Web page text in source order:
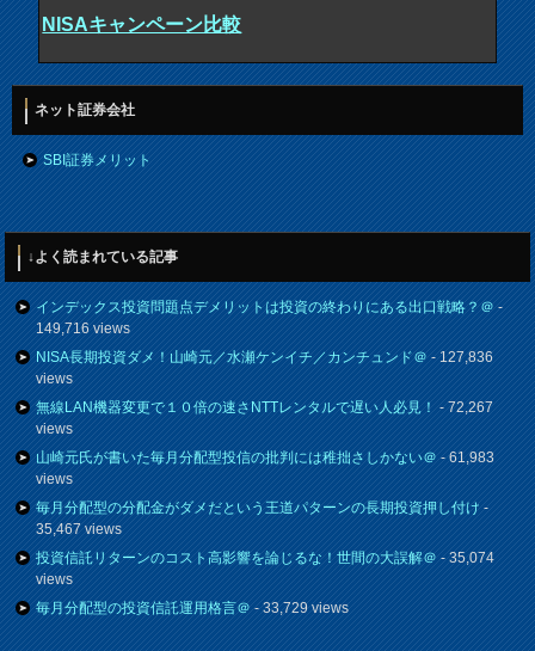
NISAキャンペーン比較
ネット証券会社
SBI証券メリット
↓よく読まれている記事
インデックス投資問題点デメリットは投資の終わりにある出口戦略？＠-
149,716 views
NISA長期投資ダメ！山崎元／水瀬ケンイチ／カンチュンド＠- 127,836
views
無線LAN機器変更で１０倍の速さNTTレンタルで遅い人必見！- 72,267
views
山崎元氏が書いた毎月分配型投信の批判には稚拙さしかない＠- 61,983
views
毎月分配型の分配金がダメだという王道パターンの長期投資押し付け-
35,467 views
投資信託リターンのコスト高影響を論じるな！世間の大誤解＠- 35,074
views
毎月分配型の投資信託運用格言＠- 33,729 views